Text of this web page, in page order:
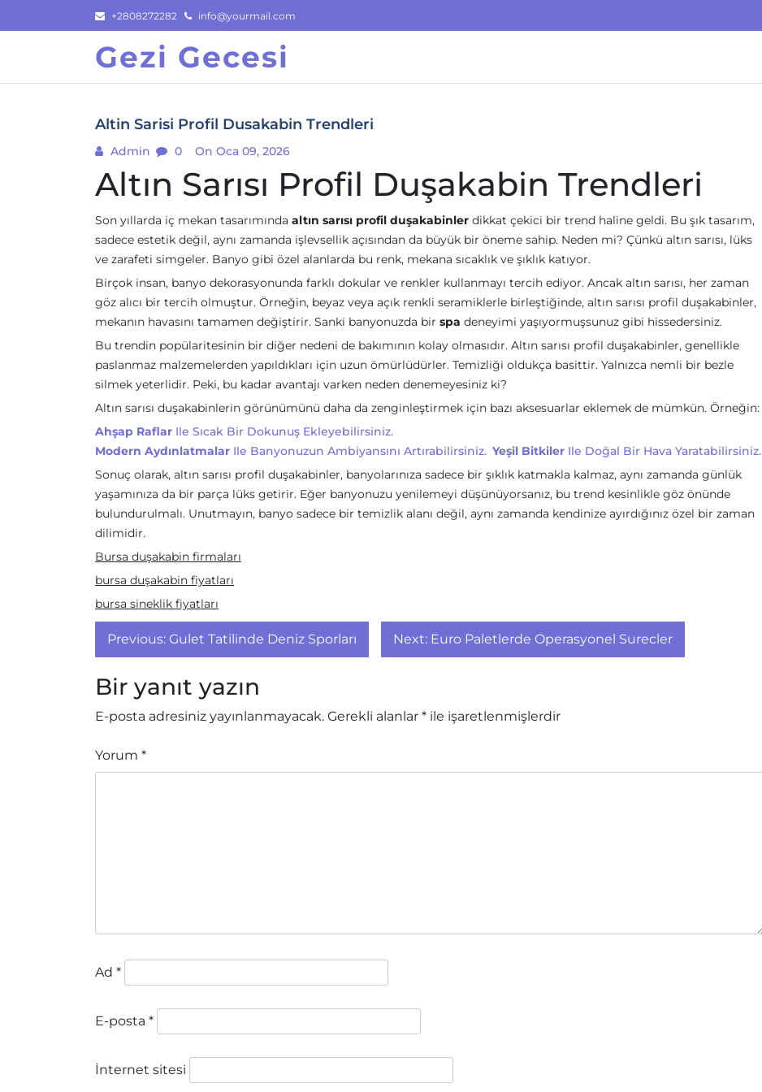
to
+2808272282 info@yourmail.com
Gezi Gecesi
Altin Sarisi Profil Dusakabin Trendleri
Admin 0 On Oca 09, 2026
Altın Sarısı Profil Duşakabin Trendleri
Son yıllarda iç mekan tasarımında altın sarısı profil duşakabinler dikkat çekici bir trend haline geldi. Bu şık tasarım,
sadece estetik değil, aynı zamanda işlevsellik açısından da büyük bir öneme sahip. Neden mi? Çünkü altın sarısı, lüks
ve zarafeti simgeler. Banyo gibi özel alanlarda bu renk, mekana sıcaklık ve şıklık katıyor.
Birçok insan, banyo dekorasyonunda farklı dokular ve renkler kullanmayı tercih ediyor. Ancak altın sarısı, her zaman
göz alıcı bir tercih olmuştur. Örneğin, beyaz veya açık renkli seramiklerle birleştiğinde, altın sarısı profil duşakabinler,
mekanın havasını tamamen değiştirir. Sanki banyonuzda bir spa deneyimi yaşıyormuşsunuz gibi hissedersiniz.
Bu trendin popülaritesinin bir diğer nedeni de bakımının kolay olmasıdır. Altın sarısı profil duşakabinler, genellikle
paslanmaz malzemelerden yapıldıkları için uzun ömürlüdürler. Temizliği oldukça basittir. Yalnızca nemli bir bezle
silmek yeterlidir. Peki, bu kadar avantajı varken neden denemeyesiniz ki?
Altın sarısı duşakabinlerin görünümünü daha da zenginleştirmek için bazı aksesuarlar eklemek de mümkün. Örneğin:
Ahşap Raflar Ile Sıcak Bir Dokunuş Ekleyebilirsiniz.
Modern Aydınlatmalar Ile Banyonuzun Ambiyansını Artırabilirsiniz. Yeşil Bitkiler Ile Doğal Bir Hava Yaratabilirsiniz.
Sonuç olarak, altın sarısı profil duşakabinler, banyolarınıza sadece bir şıklık katmakla kalmaz, aynı zamanda günlük
yaşamınıza da bir parça lüks getirir. Eğer banyonuzu yenilemeyi düşünüyorsanız, bu trend kesinlikle göz önünde
bulundurulmalı. Unutmayın, banyo sadece bir temizlik alanı değil, aynı zamanda kendinize ayırdığınız özel bir zaman
dilimidir.
Bursa duşakabin firmaları
bursa duşakabin fiyatları
bursa sineklik fiyatları
Yazı
gezinmesi
Previous: Gulet Tatilinde Deniz Sporları Next: Euro Paletlerde Operasyonel Surecler
Bir yanıt yazın
E-posta adresiniz yayınlanmayacak. Gerekli alanlar * ile işaretlenmişlerdir
Yorum *
Ad *
E-posta *
İnternet sitesi